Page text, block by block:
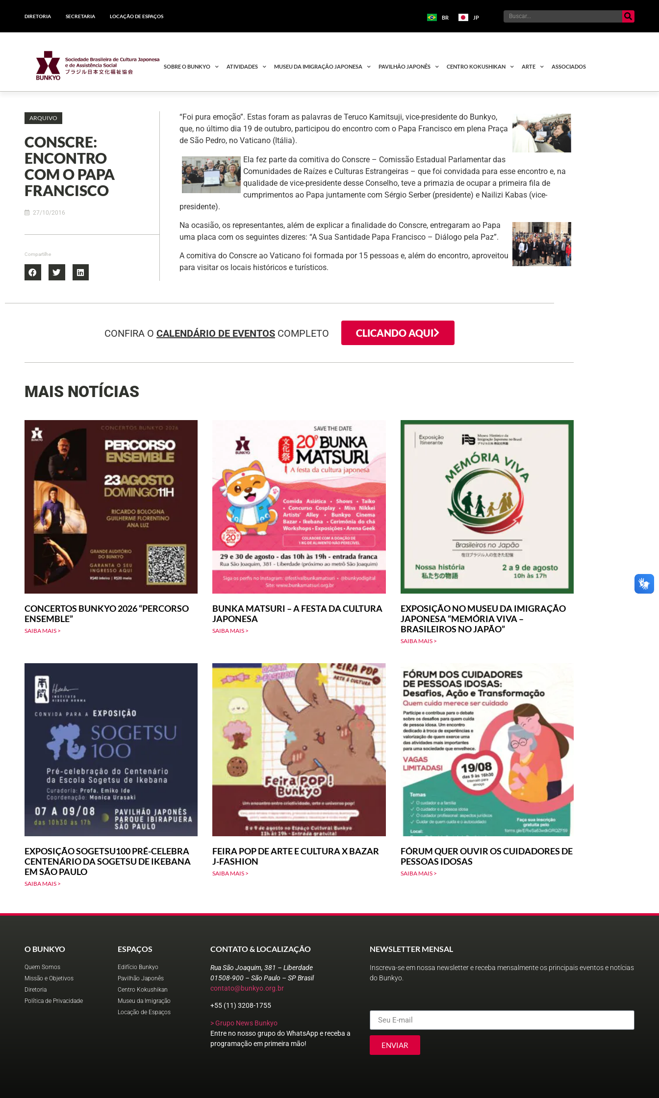
DIRETORIA SECRETARIA LOCAÇÃO DE ESPAÇOS BR JP
SOBRE O BUNKYO ATIVIDADES MUSEU DA IMIGRAÇÃO JAPONESA PAVILHÃO JAPONÊS CENTRO KOKUSHIKAN ARTE ASSOCIADOS
ARQUIVO
CONSCRE:
ENCONTRO
COM O PAPA
FRANCISCO
27/10/2016
Compartilhe
“Foi pura emoção”. Estas foram as palavras de Teruco Kamitsuji, vice-presidente do Bunkyo,
que, no último dia 19 de outubro, participou do encontro com o Papa Francisco em plena Praça
de São Pedro, no Vaticano (Itália).
Ela fez parte da comitiva do Conscre – Comissão Estadual Parlamentar das
Comunidades de Raízes e Culturas Estrangeiras – que foi convidada para esse encontro e, na
qualidade de vice-presidente desse Conselho, teve a primazia de ocupar a primeira fila de
cumprimentos ao Papa juntamente com Sérgio Serber (presidente) e Nailizi Kabas (vice-
presidente).
Na ocasião, os representantes, além de explicar a finalidade do Conscre, entregaram ao Papa
uma placa com os seguintes dizeres: “A Sua Santidade Papa Francisco – Diálogo pela Paz”.
A comitiva do Conscre ao Vaticano foi formada por 15 pessoas e, além do encontro, aproveitou
para visitar os locais históricos e turísticos.
CONFIRA O CALENDÁRIO DE EVENTOS COMPLETO CLICANDO AQUI
MAIS NOTÍCIAS
CONCERTOS BUNKYO 2026 “PERCORSO
ENSEMBLE”
SAIBA MAIS >
BUNKA MATSURI – A FESTA DA CULTURA
JAPONESA
SAIBA MAIS >
EXPOSIÇÃO NO MUSEU DA IMIGRAÇÃO
JAPONESA “MEMÓRIA VIVA –
BRASILEIROS NO JAPÃO”
SAIBA MAIS >
EXPOSIÇÃO SOGETSU100 PRÉ-CELEBRA
CENTENÁRIO DA SOGETSU DE IKEBANA
EM SÃO PAULO
SAIBA MAIS >
FEIRA POP DE ARTE E CULTURA X BAZAR
J-FASHION
SAIBA MAIS >
FÓRUM QUER OUVIR OS CUIDADORES DE
PESSOAS IDOSAS
SAIBA MAIS >
O BUNKYO
Quem Somos
Missão e Objetivos
Diretoria
Política de Privacidade
ESPAÇOS
Edifício Bunkyo
Pavilhão Japonês
Centro Kokushikan
Museu da Imigração
Locação de Espaços
CONTATO & LOCALIZAÇÃO
Rua São Joaquim, 381 – Liberdade
01508-900 – São Paulo – SP Brasil
contato@bunkyo.org.br
+55 (11) 3208-1755
> Grupo News Bunkyo
Entre no nosso grupo do WhatsApp e receba a
programação em primeira mão!
NEWSLETTER MENSAL
Inscreva-se em nossa newsletter e receba mensalmente os principais eventos e notícias
do Bunkyo.
ENVIAR